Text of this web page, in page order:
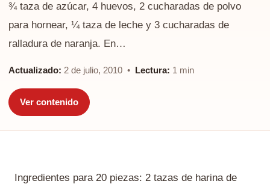
¾ taza de azúcar, 4 huevos, 2 cucharadas de polvo
para hornear, ¼ taza de leche y 3 cucharadas de
ralladura de naranja. En…
Actualizado: 2 de julio, 2010 • Lectura: 1 min
Ver contenido
Ingredientes para 20 piezas: 2 tazas de harina de